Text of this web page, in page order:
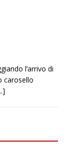
l’arrivo di
carosello